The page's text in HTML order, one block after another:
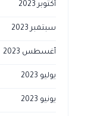
أكتوبر 2023
سبتمبر 2023
أغسطس 2023
يوليو 2023
يونيو 2023